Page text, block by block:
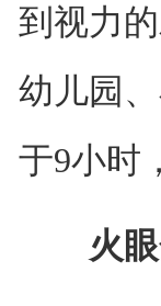
到视力
幼儿园
于9小时
火